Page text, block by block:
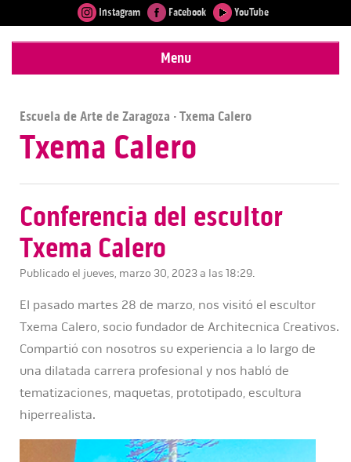
Instagram Facebook YouTube
Menu
Escuela de Arte de Zaragoza · Txema Calero
Txema Calero
Conferencia del escultor
Txema Calero
Publicado el jueves, marzo 30, 2023 a las 18:29.
El pasado martes 28 de marzo, nos visitó el escultor
Txema Calero, socio fundador de Architecnica Creativos.
Compartió con nosotros su experiencia a lo largo de
una dilatada carrera profesional y nos habló de
tematizaciones, maquetas, prototipado, escultura
hiperrealista.